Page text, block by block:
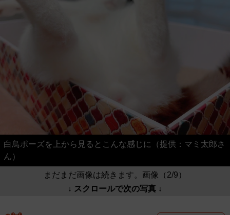
白鳥ポーズを上から見るとこんな感じに（提供：マミ太郎さ
ん）
まだまだ画像は続きます。画像（2/9）
↓ スクロールで次の写真 ↓